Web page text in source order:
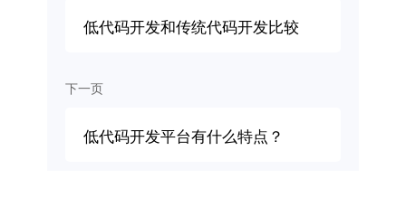
低代码开发和传统代码开发比较
下一页
低代码开发平台有什么特点？